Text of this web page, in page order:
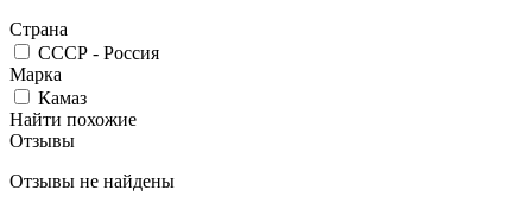
Страна
СССР - Россия
Марка
Камаз
Найти похожие
Отзывы
Отзывы не найдены